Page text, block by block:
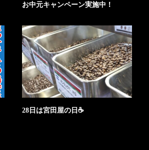
お中元キャンペーン実施中！
28日は宮田屋の日☕